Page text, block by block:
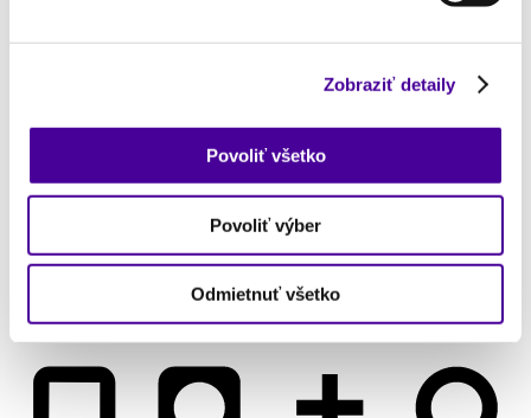
Zobraziť detaily
Povoliť všetko
Povoliť výber
Odmietnuť všetko